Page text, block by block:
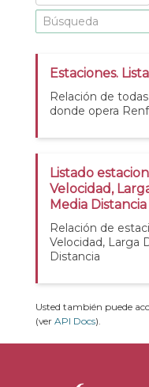
Estaciones.
Relación de
donde opera
Listado
Velocidad,
Media Distancia
Relación de
Velocidad, Larga
Distancia
Usted también puede
(ver API Docs).